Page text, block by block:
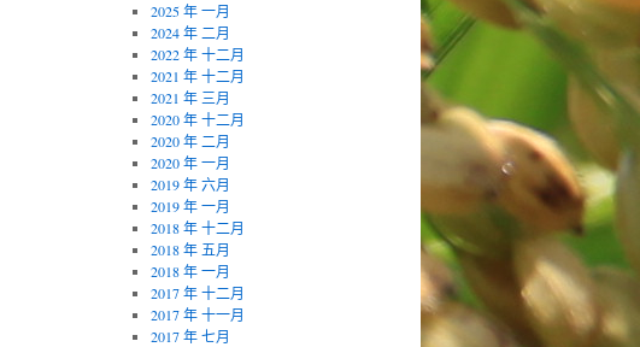
2025 年 一月
2024 年 二月
2022 年 十二月
2021 年 十二月
2021 年 三月
2020 年 十二月
2020 年 二月
2020 年 一月
2019 年 六月
2019 年 一月
2018 年 十二月
2018 年 五月
2018 年 一月
2017 年 十二月
2017 年 十一月
2017 年 七月